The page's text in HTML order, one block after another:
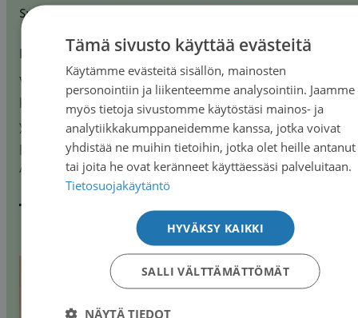
Syöpä-lehti | 2019
Leukemia muutti hetkessä Lehtisen perheen elämän
Vuoden lopulla kuusivuotias Otto valittaa kipua jalassa.
hellittää välillä, mutta kuumeilu jatkuu uudenvuoden
yhtenä aamuna Otto ei jaksa nousta leikkimään.
päivänä varmis-tuu, että hänellä on akuutti lymfaattinen
ALL.
Tämä sivusto käyttää evästeitä
Käytämme evästeitä sisällön, mainosten
personointiin ja liikenteemme analysointiin. Jaamme
myös tietoja sivustomme käytöstäsi mainos- ja
analytiikkakumppaneidemme kanssa, jotka voivat
yhdistää ne muihin tietoihin, jotka olet heille antanut
tai joita he ovat keränneet käyttäessäsi palveluitaan.
Tietosuojakäytäntö
HYVÄKSY KAIKKI
SALLI VÄLTTÄMÄTTÖMÄT
NÄYTÄ TIEDOT